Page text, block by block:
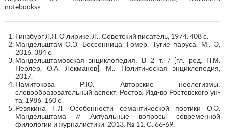
notebooks».
Гинзбург Л.Я. О лирике. Л.: Советский писатель, 1974. 408 с.
Мандельштам О.Э. Бессонница. Гомер. Тугие паруса. М.: Э,
2016. 384 с.
Мандельштамовская энциклопедия: В 2 т. / [гл. ред. П.М.
Нерлер, О.А. Лекманов]. М.: Политическая энциклопедия,
2017.
Намитокова Р.Ю. Авторские неологизмы:
словообразовательный аспект. Ростов: Изд-во Ростовского ун-
та, 1986. 160 с.
Ревякина Т.Л. Особенности семантической поэтики О.Э.
Мандельштама // Актуальные вопросы современной
филологии и журналистики. 2013. № 11. С. 66-69.